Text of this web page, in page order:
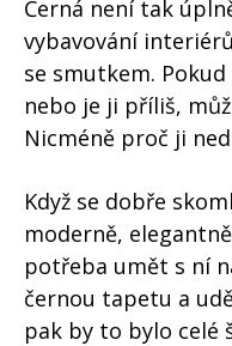
Černá není tak
vybavování
se smutkem.
nebo je ji příliš,
Nicméně proč ji
Když se dobře
moderně,
potřeba umět s ní
černou tapetu a
pak by to bylo celé